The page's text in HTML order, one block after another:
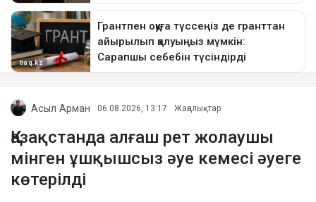
Асыл Арман 06.08.2026, 13:17 Жаңалықтар
Қазақстанда алғаш рет жолаушы
мінген ұшқышсыз әуе кемесі әуеге
көтерілді